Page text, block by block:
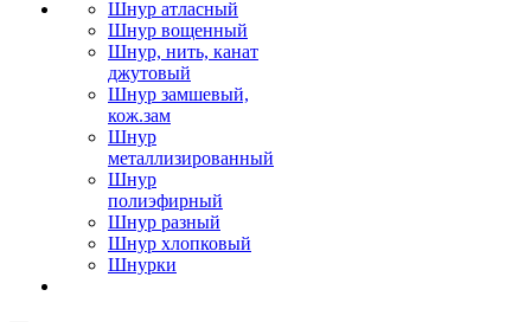
Шнур атласный
Шнур вощенный
Шнур, нить, канат
джутовый
Шнур замшевый,
кож.зам
Шнур
металлизированный
Шнур
полиэфирный
Шнур разный
Шнур хлопковый
Шнурки